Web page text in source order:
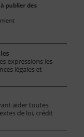
publier des
expressions les
légales et
aider toutes
de loi, crédit